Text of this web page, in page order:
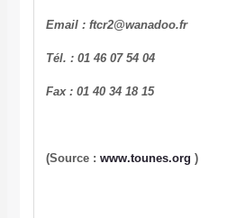
Email : ftcr2@wanadoo.fr
Tél. : 01 46 07 54 04
Fax : 01 40 34 18 15
(Source :www.tounes.org )